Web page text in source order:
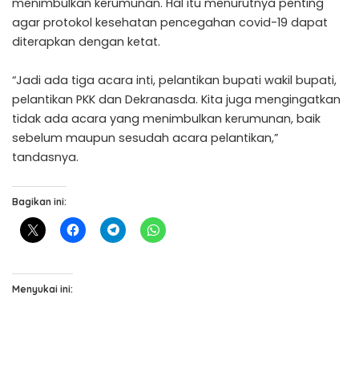
menimbulkan kerumunan. Hal itu menurutnya penting
agar protokol kesehatan pencegahan covid-19 dapat
diterapkan dengan ketat.
“Jadi ada tiga acara inti, pelantikan bupati wakil bupati,
pelantikan PKK dan Dekranasda. Kita juga mengingatkan
tidak ada acara yang menimbulkan kerumunan, baik
sebelum maupun sesudah acara pelantikan,”
tandasnya.
Bagikan ini:
Menyukai ini: